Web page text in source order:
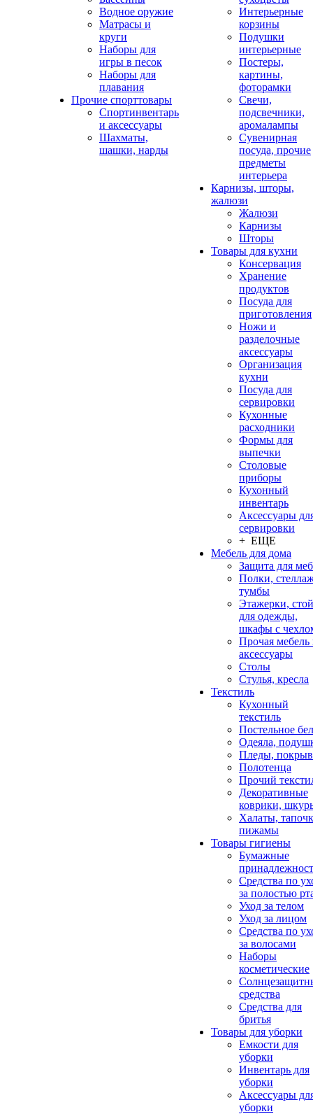
Водное оружие
Матрасы и
круги
Наборы для
игры в песок
Наборы для
плавания
Прочие спорттовары
Спортинвентарь
и аксессуары
Шахматы,
шашки, нарды
Интерьерные
корзины
Подушки
интерьерные
Постеры,
картины,
фоторамки
Свечи,
подсвечники,
аромалампы
Сувенирная
посуда, прочие
предметы
интерьера
Карнизы, шторы,
жалюзи
Жалюзи
Карнизы
Шторы
Товары для кухни
Консервация
Хранение
продуктов
Посуда для
приготовления
Ножи и
разделочные
аксессуары
Организация
кухни
Посуда для
сервировки
Кухонные
расходники
Формы для
выпечки
Столовые
приборы
Кухонный
инвентарь
Аксессуары
сервировки
+ ЕЩЕ
Мебель для дома
Защита для
Полки,
тумбы
Этажерки,
для одежды,
шкафы с
Прочая мебель
аксессуары
Столы
Стулья, кресла
Текстиль
Кухонный
текстиль
Постельное
Одеяла,
Пледы,
Полотенца
Прочий
Декоративные
коврики,
Халаты,
пижамы
Товары гигиены
Бумажные
Средства по
за полостью
Уход за телом
Уход за лицом
Средства по
за волосами
Наборы
косметические
средства
Средства для
бритья
Товары для уборки
Емкости для
уборки
Инвентарь для
уборки
Аксессуары
уборки